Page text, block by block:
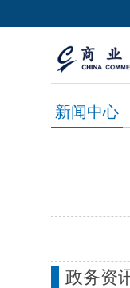
新闻中心
政务资